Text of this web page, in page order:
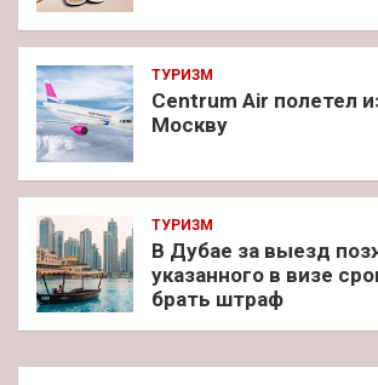
ТУРИЗМ
Centrum Air полетел
Москву
ТУРИЗМ
В Дубае за выезд
указанного в визе
брать штраф